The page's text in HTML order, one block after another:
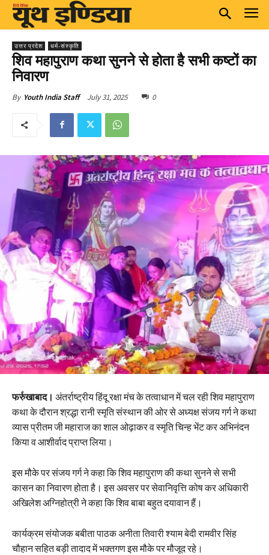
उत्तर प्रदेश धर्म-संस्कृति
शिव महापुराण कथा सुनने से होता है सभी कष्टों का
निवारण
By Youth India Staff July 31, 2025 0
फर्रुखाबाद। अंतर्राष्ट्रीय हिंदू रक्षा मंच के तत्वाधान में चल रही शिव महापुराण
कथा के दौरान श्रद्धा रानी स्मृति संस्थान की ओर से अध्यक्ष संजय गर्ग ने कथा
व्यास प्रीतम जी महाराज का शाल ओढ़ाकर व स्मृति चिन्ह भेंट कर अभिनंदन
किया व आशीर्वाद प्राप्त लिया।
इस मौके पर संजय गर्ग ने कहा कि शिव महापुराण की कथा सुनने से सभी
कासन का निवारण होता है। इस अवसर पर सेवानिवृत्ति कोष कर अधिकारी
अखिलेश अग्निहोत्री ने कहा कि शिव बाबा बहुत दयावान हैं।
कार्यक्रम संयोजक बबीता पाठक अनीता तिवारी श्याम बेदी रामवीर सिंह
चौहान सहित बड़ी तादाद में भक्तगण इस मौके पर मौजूद रहे।